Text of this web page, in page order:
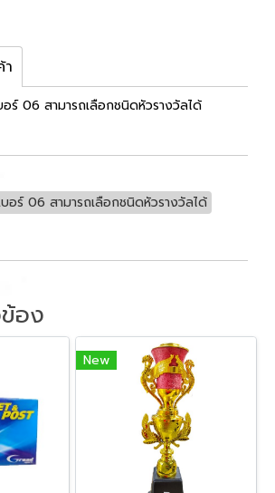
า
ร์ 06 สามารถเลือกชนิดหัวรางวัลได้
อร์ 06 สามารถเลือกชนิดหัวรางวัลได้
อง
New